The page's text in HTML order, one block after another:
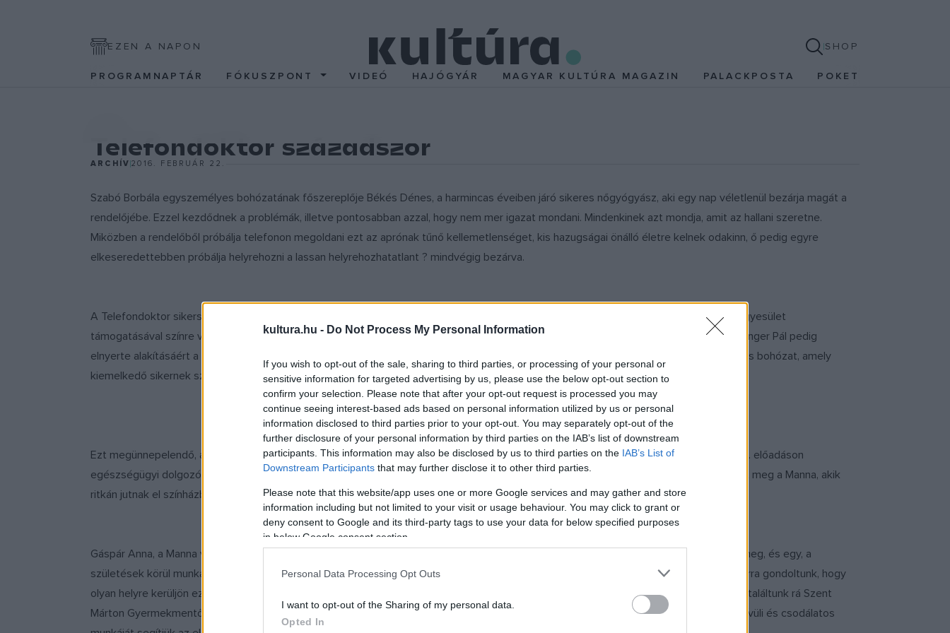
kultura.hu - Do Not Process My Personal Information
If you wish to opt-out of the sale, sharing to third parties, or processing of your personal or
sensitive information for targeted advertising by us, please use the below opt-out section to
confirm your selection. Please note that after your opt-out request is processed you may
continue seeing interest-based ads based on personal information utilized by us or personal
information disclosed to third parties prior to your opt-out. You may separately opt-out of the
further disclosure of your personal information by third parties on the IAB’s list of downstream
participants. This information may also be disclosed by us to third parties on the IAB’s List of
Downstream Participants that may further disclose it to other third parties.
Please note that this website/app uses one or more Google services and may gather and store
information including but not limited to your visit or usage behaviour. You may click to grant or
deny consent to Google and its third-party tags to use your data for below specified purposes
in below Google consent section.
Personal Data Processing Opt Outs
I want to opt-out of the Sharing of my personal data.
Opted In
EZEN A NAPON SHOP
PROGRAMNAPTÁR FÓKUSZPONT VIDEÓ HAJÓGYÁR MAGYAR KULTÚRA MAGAZIN PALACKPOSTA POKET
Telefondoktor századszor
ARCHÍV2016. FEBRUÁR 22.
Szabó Borbála egyszemélyes bohózatának főszereplője Békés Dénes, a harmincas éveiben járó sikeres nőgyógyász, aki egy nap véletlenül bezárja magát a
rendelőjébe. Ezzel kezdődnek a problémák, illetve pontosabban azzal, hogy nem mer igazat mondani. Mindenkinek azt mondja, amit az hallani szeretne.
Miközben a rendelőből próbálja telefonon megoldani ezt az aprónak tűnő kellemetlenséget, kis hazugságai önálló életre kelnek odakinn, ő pedig egyre
elkeseredettebben próbálja helyrehozni a lassan helyrehozhatatlant ? mindvégig bezárva.
A Telefondoktor sikerszériája 2011-ben kezdődött, amikor az írónő darabját Orosz Dénes rendező és Göttinger Pál a Manna Kulturális Egyesület
támogatásával színre vitte. Az előadást négy éve fogadta be a Thália Színház, de számos vidéki- és fesztiválmeghívást is kapott, Göttinger Pál pedig
elnyerte alakításáért a Vidor Fesztivál Pulcinella-díját. A közös munka eredményeként immáron 100. alkalommal látható az egyszemélyes bohózat, amely
kiemelkedő sikernek számít a hazai független színházi életben.
Ezt megünnepelendő, az alkotók a február 25-i 100. előadás bevételét a Szent Márton Gyermekmentő Szolgálatnak ajánlják fel, és a 99. előadáson
egészségügyi dolgozókat láttak vendégül. Erre a zártkörű előadásra olyan szülészorvosokat, bábákat, szülésznőket, mentősöket hívott meg a Manna, akik
ritkán jutnak el színházba. Így az Arizona Stúdió 99 székén 99 vendéggel ünnepelte a 99. előadást a Telefondoktor csapata.
Gáspár Anna, a Manna vezetője elmondta, régóta tervezték a kollégákkal, hogy a Telefondoktor 100. előadását méltó módon ünneplik meg, és egy, a
születések körül munkálkodó alapítvány munkáját segítik az aznapi bevétellel. ?Mivel a Telefondoktor főhőse egy nőgyógyász, rögtön arra gondoltunk, hogy
olyan helyre kerüljön ez a felajánlás, ahol az épp megszületett vagy születendő babákkal foglalkoznak. Az előadás alkotói segítségével találtunk rá Szent
Márton Gyermekmentő Szolgálatra, akik nem csak csecsemők, de kisgyermekek gyors és hatékony ellátását biztosítják, így az ő rendkívüli és csodálatos